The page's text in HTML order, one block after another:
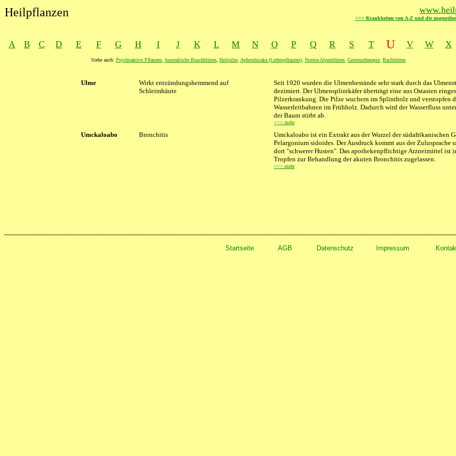
Heilpflanzen >>> Krankheiten von A-Z und die
A B C D E F G H I J K L M N O P Q R S T U V W X
Siehe auch: Psychoaktive Pflanzen Australische Buschblüten Heilpilze Aphrodisiaka (Liebespflanzen) Noreia-Alpenblüten Gemmotherapie Bachblüten
Ulme
Wirkt entzündungshemmend auf
Schleimhäute
Seit 1920 wurden die Ulmenbestände sehr stark durch das
dezimiert. Der Ulmensplintkäfer überträgt eine aus Ostasien
Pilzerkrankung. Die Pilze wuchern im Splintholz und verstopfen
Wasserleitbahnen im Frühholz. Dadurch wird der Wasserfluss
der Baum stirbt ab.
>>> mehr
Umckaloabo Bronchitis
Umckaloabo ist ein Extrakt aus der Wurzel der südafrikanischen
Pelargonium sidoides. Der Ausdruck kommt aus der Zulusprache
dort "schwerer Husten". Das apothekenpflichtige Arzneimittel ist
Tropfen zur Behandlung der akuten Bronchitis zugelassen.
>>> mehr
Startseite AGB Datenschutz Impressum